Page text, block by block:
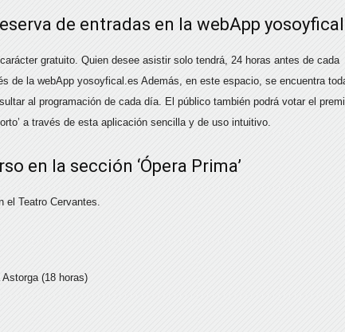
de entradas en la webApp
gratuito. Quien desee asistir solo tendrá, 24 horas antes de cada
de la webApp yosoyfical.es Además, en este espacio, se encuentra
al programación de cada día. El público también podrá votar el
a través de esta aplicación sencilla y de uso intuitivo.
en la sección ‘Ópera Prima’
el Teatro Cervantes.
(18 horas)